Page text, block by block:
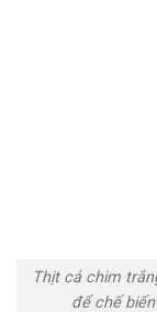
Thịt cá chim
để chế